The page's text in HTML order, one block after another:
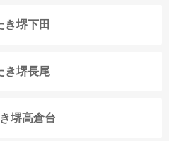
き堺下田
き堺長尾
堺高倉台